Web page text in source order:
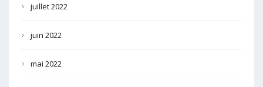
juillet 2022
juin 2022
mai 2022